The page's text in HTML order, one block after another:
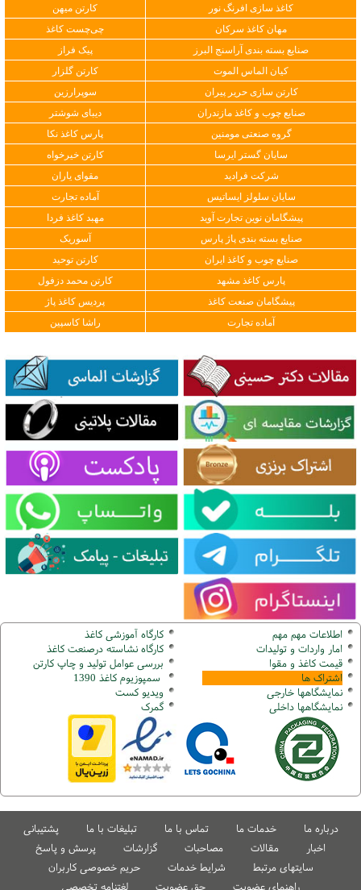
کاغذ سازی افرنگ نور
کارتن میهن
مهان کاغذ سرکان
چی‌چست کاغذ
صنایع بسته بندی آراسنج البرز
پیک فراز
کیان الماس الموت
کارتن گلزار
کارتن سازی حریر پیران
سوپرارزین
صنایع چوب و کاغذ مازندران
دیبای شوشتر
گروه صنعتی مومنین
پارس کاغذ نکا
سایان گستر ایرسا
کارتن خیرخواه
شرکت فرادید
مقوای یاران
سایان سلولز ایساتیس
آماده تجارت
پیشگامان نوین تجارت آوید
مهبد کاغذ فردا
صنایع بسته بندی پاژ پارس
آسوریک
صنایع چوب و کاغذ ایران
کارتن توحید
پارس کاغذ مشهد
کارتن محمد دزفول
پیشگامان صنعت کاغذ
پردیس کاغذ پاژ
آماده تجارت
راشا کاسپین
اطلاعات مهم مهم
امار واردات و تولیدات
قیمت کاغذ و مقوا
اشتراک ها
نمایشگاهها خارجی
نمایشگاهها داخلی
کارگاه آموزشی کاغذ
کارگاه نشاسته درصنعت کاغذ
بررسی عوامل تولید و چاپ کارتن
سمپوزیوم کاغذ 1390
ویدیو کست
گمرک
درباره ما خدمات ما تماس با ما تبلیغات با ما
پشتیبانی
اخبار
مقالات مصاحبات گزارشات
پرسش و پاسخ
سایتهای مرتبط
شرایط خدمات
حریم خصوصی کاربران
راهنمای عضویت
حق عضویت لغتنامه تخصصی